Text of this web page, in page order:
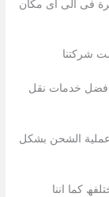
فى الى اى مكان
شركتنا
افضل خدمات نقل
عملیة الشحن بشكل
كما اننا